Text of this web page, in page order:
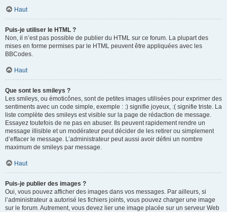
Haut
Puis-je utiliser le HTML ?
Non, il n’est pas possible de publier du HTML sur ce forum. La plupart des
mises en forme permises par le HTML peuvent être appliquées avec les
BBCodes.
Haut
Que sont les smileys ?
Les smileys, ou émoticônes, sont de petites images utilisées pour exprimer des
sentiments avec un code simple, exemple : :) signifie joyeux, :( signifie triste. La
liste complète des smileys est visible sur la page de rédaction de message.
Essayez toutefois de ne pas en abuser. Ils peuvent rapidement rendre un
message illisible et un modérateur peut décider de les retirer ou simplement
d’effacer le message. L’administrateur peut aussi avoir défini un nombre
maximum de smileys par message.
Haut
Puis-je publier des images ?
Oui, vous pouvez afficher des images dans vos messages. Par ailleurs, si
l’administrateur a autorisé les fichiers joints, vous pouvez charger une image
sur le forum. Autrement, vous devez lier une image placée sur un serveur Web